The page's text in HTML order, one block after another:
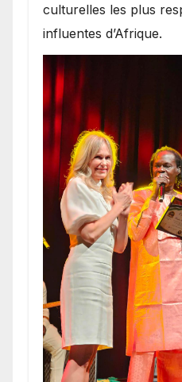
culturelles les plus
influentes d’Afrique.